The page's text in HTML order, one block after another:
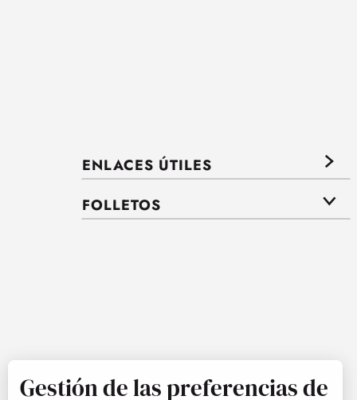
ENLACES ÚTILES
FOLLETOS
Gestión de las preferencias de